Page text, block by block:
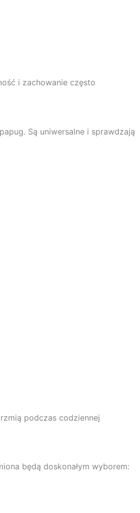
i zachowanie często
Są uniwersalne i sprawdzają
podczas codziennej
będą doskonałym wyborem: